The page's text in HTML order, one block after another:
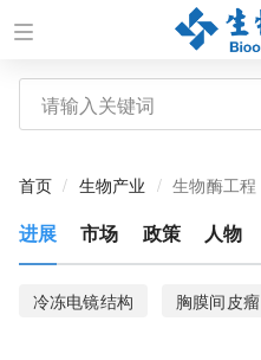
首页 生物产业 生物酶工程
进展 市场 政策 人物
冷冻电镜结构 胸膜间皮瘤